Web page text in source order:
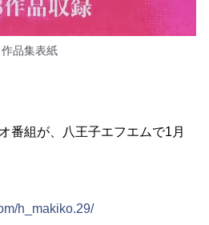
作品集表紙
番組が、八王子エフエムで1月
h_makiko.29/